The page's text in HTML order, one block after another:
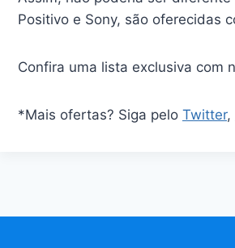
Positivo e Sony, são oferecidas
Confira uma lista exclusiva com
*Mais ofertas? Siga pelo Twitter,